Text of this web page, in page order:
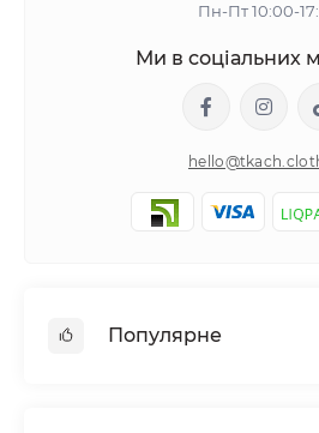
Пн-Пт 10:00-
Ми в соціальних
Популярне